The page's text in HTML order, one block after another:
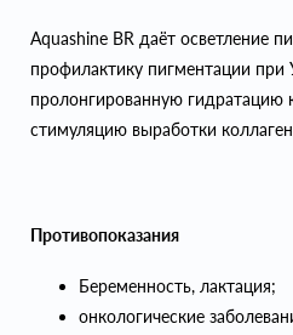
Aquashine BR даёт осветление
профилактику пигментации при
пролонгированную гидратацию
стимуляцию выработки
Противопоказания
Беременность, лактация;
онкологические